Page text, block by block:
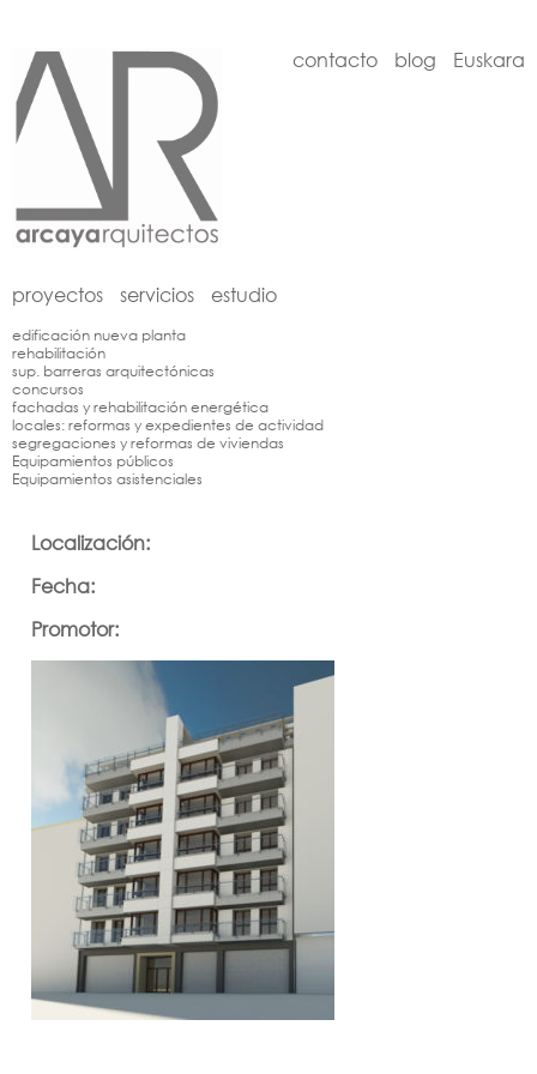
contacto blog Euskara
proyectos servicios estudio
edificación nueva planta
rehabilitación
sup. barreras arquitectónicas
concursos
fachadas y rehabilitación energética
locales: reformas y expedientes de actividad
segregaciones y reformas de viviendas
Equipamientos públicos
Equipamientos asistenciales
Localización:
Fecha:
Promotor: